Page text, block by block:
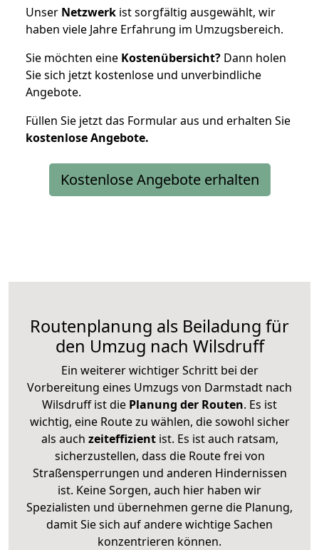
Unser Netzwerk ist sorgfältig ausgewählt, wir
haben viele Jahre Erfahrung im Umzugsbereich.
Sie möchten eine Kostenübersicht? Dann holen
Sie sich jetzt kostenlose und unverbindliche
Angebote.
Füllen Sie jetzt das Formular aus und erhalten Sie
kostenloseAngebote.
Kostenlose Angebote erhalten
Routenplanung als Beiladung für
den Umzug nach Wilsdruff
Ein weiterer wichtiger Schritt bei der
Vorbereitung eines Umzugs von Darmstadt nach
Wilsdruff ist die Planung der Routen. Es ist
wichtig, eine Route zu wählen, die sowohl sicher
als auch zeiteffizientist. Es ist auch ratsam,
sicherzustellen, dass die Route frei von
Straßensperrungen und anderen Hindernissen
ist. Keine Sorgen, auch hier haben wir
Spezialisten und übernehmen gerne die Planung,
damit Sie sich auf andere wichtige Sachen
konzentrieren können.